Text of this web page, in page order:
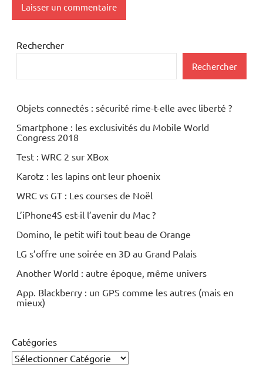
Rechercher
Rechercher
Objets connectés : sécurité rime-t-elle avec liberté ?
Smartphone : les exclusivités du Mobile World
Congress 2018
Test : WRC 2 sur XBox
Karotz : les lapins ont leur phoenix
WRC vs GT : Les courses de Noël
L’iPhone4S est-il l’avenir du Mac ?
Domino, le petit wifi tout beau de Orange
LG s’offre une soirée en 3D au Grand Palais
Another World : autre époque, même univers
App. Blackberry : un GPS comme les autres (mais en
mieux)
Catégories